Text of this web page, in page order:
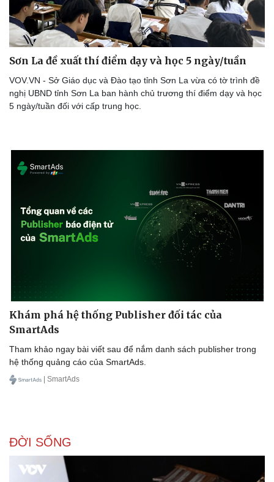
Sơn La đề xuất thí điểm dạy và học 5 ngày/tuần
VOV.VN - Sở Giáo dục và Đào tạo tỉnh Sơn La vừa có tờ trình đề
nghị UBND tỉnh Sơn La ban hành chủ trương thí điểm dạy và học
5 ngày/tuần đối với cấp trung học.
Khám phá hệ thống Publisher đối tác của
SmartAds
Tham khảo ngay bài viết sau để nắm danh sách publisher trong
hệ thống quảng cáo của SmartAds.
| SmartAds
ĐỜI SỐNG